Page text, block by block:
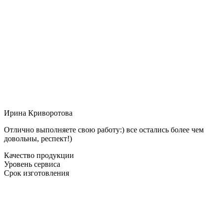
Ирина Криворотова
Отлично выполняете свою работу:) все остались более чем
довольны, респект!)
Качество продукции
Уровень сервиса
Срок изготовления